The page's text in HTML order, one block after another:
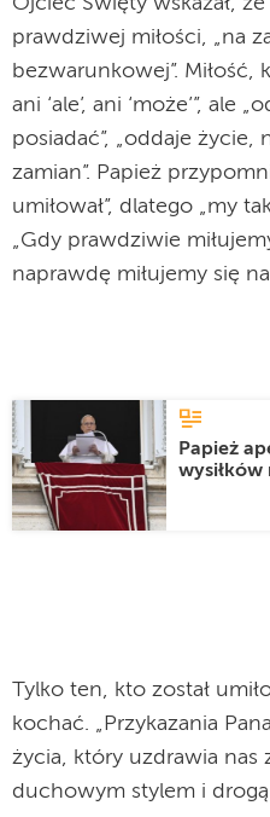
prawdziwej miłości, „na
bezwarunkowej”. Miłość,
ani ‘ale’, ani ‘może’”, ale
posiadać”, „oddaje
zamian”. Papież
umiłował”, dlatego „my
„Gdy prawdziwie
naprawdę miłujemy się
Papież
wysiłków
Tylko ten, kto został
kochać. „Przykazania
życia, który uzdrawia nas
duchowym stylem i